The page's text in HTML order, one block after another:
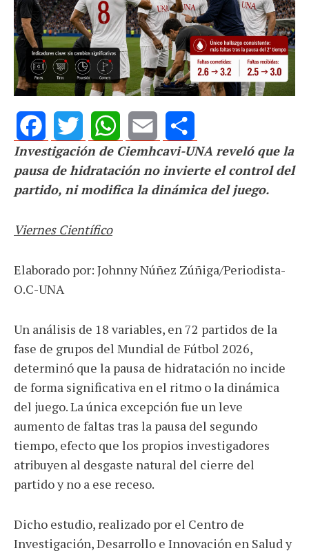
FacebookTwitterWhatsApp
Email Share
Investigación de Ciemhcavi-UNA reveló que la
pausa de hidratación no invierte el control del
partido, ni modifica la dinámica del juego.
Viernes Científico
Elaborado por: Johnny Núñez Zúñiga/Periodista-
O.C-UNA
Un análisis de 18 variables, en 72 partidos de la
fase de grupos del Mundial de Fútbol 2026,
determinó que la pausa de hidratación no incide
de forma significativa en el ritmo o la dinámica
del juego. La única excepción fue un leve
aumento de faltas tras la pausa del segundo
tiempo, efecto que los propios investigadores
atribuyen al desgaste natural del cierre del
partido y no a ese receso.
Dicho estudio, realizado por el Centro de
Investigación, Desarrollo e Innovación en Salud y